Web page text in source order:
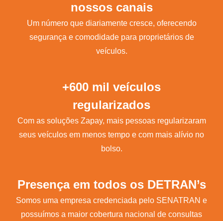
nossos canais
Um número que diariamente cresce, oferecendo
segurança e comodidade para proprietários de
veículos.
+600 mil veículos
regularizados
Com as soluções Zapay, mais pessoas regularizaram
seus veículos em menos tempo e com mais alívio no
bolso.
Presença em todos os DETRAN’s
Somos uma empresa credenciada pelo SENATRAN e
possuímos a maior cobertura nacional de consultas